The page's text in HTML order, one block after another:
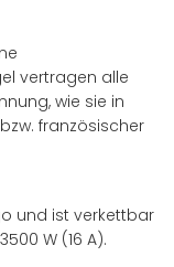
vertragen alle
wie sie in
französischer
und ist verkettbar
W (16 A).